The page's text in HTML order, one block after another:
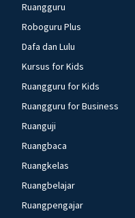
Ruangguru
Roboguru Plus
Dafa dan Lulu
Kursus for Kids
Ruangguru for Kids
Ruangguru for Business
Ruanguji
Ruangbaca
Ruangkelas
Ruangbelajar
Ruangpengajar